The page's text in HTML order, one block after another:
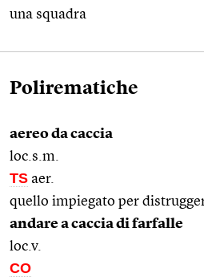
una squadra
Polirematiche
aereo da caccia
loc.s.m.
TS aer.
quello impiegato per
andare a caccia di farfalle
loc.v.
CO